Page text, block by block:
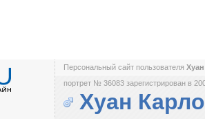
Персональный сайт пользователя
портрет № 36083 зарегистрирован в
Хуан